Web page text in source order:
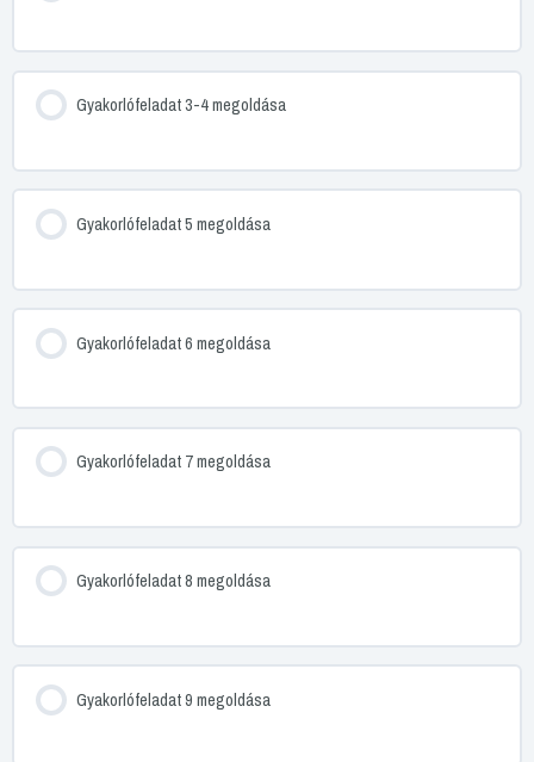
Gyakorlófeladat 3-4 megoldása
Gyakorlófeladat 5 megoldása
Gyakorlófeladat 6 megoldása
Gyakorlófeladat 7 megoldása
Gyakorlófeladat 8 megoldása
Gyakorlófeladat 9 megoldása